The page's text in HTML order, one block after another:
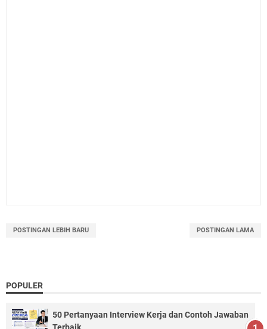
POSTINGAN LEBIH BARU POSTINGAN LAMA
POPULER
50 Pertanyaan Interview Kerja dan Contoh Jawaban